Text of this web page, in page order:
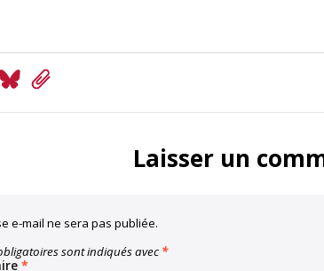
BlueskyCopy
Laisser un
e-mail ne sera pas publiée.
sont indiqués avec *
*